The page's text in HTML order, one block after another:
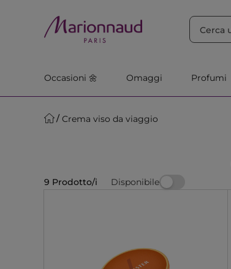
Occasioni 🌼 Omaggi Profumi
Crema viso da viaggio
9 Prodotto/i Disponibile